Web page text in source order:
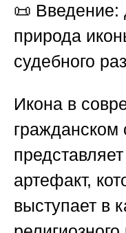
📜 Введение:
природа
судебного
Икона в
гражданском
артефакт,
выступает в